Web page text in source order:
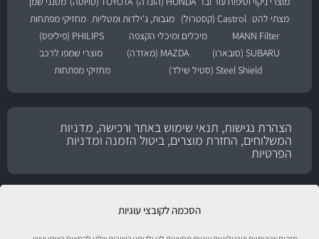
הסכמה לקובצי עוגיות
מצתי להט Castrol (קסטרול) מגבות, ג'ילדות ומטליות מחזיקי מפתחות
MANN Filter
מיכלים ומיכלי הקצפה
PHILIPS (פיליפס)
SUBARU (סובארו)
MAZDA (מאזדה)
מוצרי שמפו לרכב
Steel Shield (סטיל שילד)
מחזיקי מפתחות
הצהרת נגישות, תנאי שימוש באתר ורכישה, מדניות
המשלוחים, החזרת מוצרים, ביטול הזמנה ומדניות
הפרטיות